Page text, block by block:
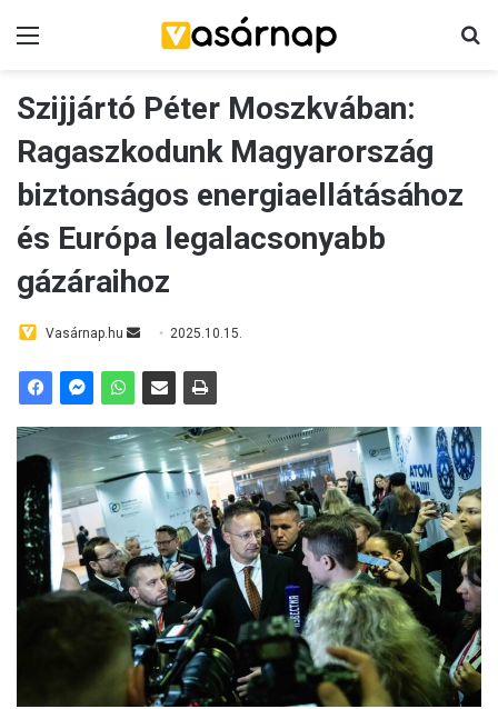
Szijjártó Péter Moszkvában:
Ragaszkodunk Magyarország
biztonságos energiaellátásához
és Európa legalacsonyabb
gázáraihoz
Vasárnap.hu
a
n
a
i
l
2025.10.15.